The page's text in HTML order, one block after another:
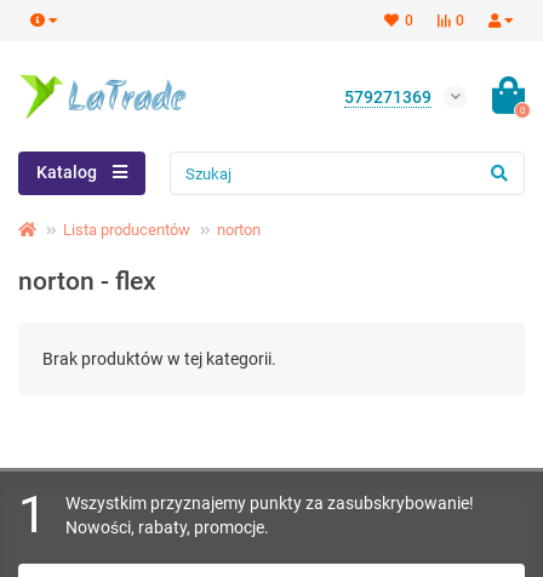
0
0
579271369
0
Katalog
Lista producentów norton
norton - flex
Brak produktów w tej kategorii.
1
Wszystkim przyznajemy punkty za zasubskrybowanie!
Nowości, rabaty, promocje.